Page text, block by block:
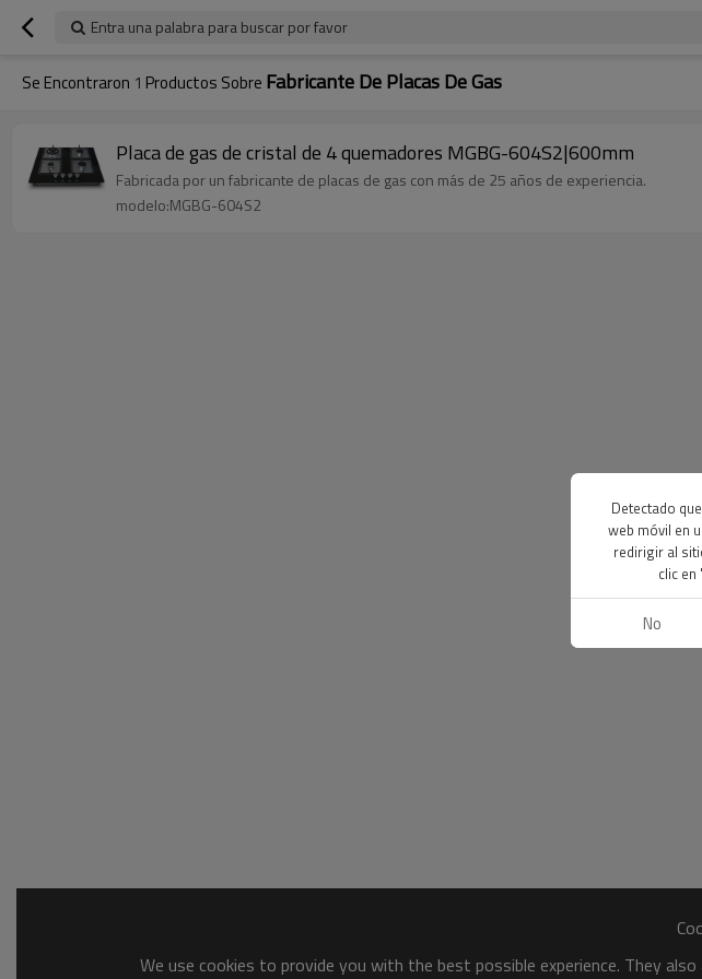
Entra una palabra para buscar por favor
Se Encontraron 1 Productos Sobre Fabricante De Placas De Gas
Placa de gas de cristal de 4 quemadores MGBG-604S2|600mm
Fabricada por un fabricante de placas de gas con más de 25 años de experiencia.
modelo:MGBG-604S2
We use cookies to provide you with the best possible experience. They
Detectado
web móvil en
redirigir al
clic
No